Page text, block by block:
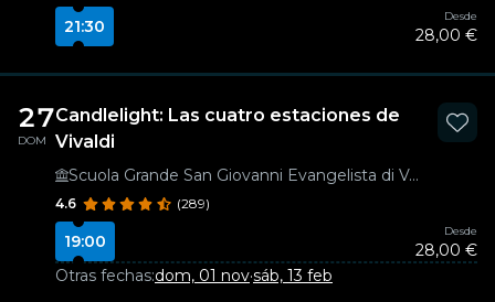
21:30
Desde
28,00 €
27
DOM
Candlelight: Las cuatro estaciones de
Vivaldi
Scuola Grande San Giovanni Evangelista di Venezia
4.6 (289)
19:00
Desde
28,00 €
Otras fechas:dom, 01 nov·sáb, 13 feb